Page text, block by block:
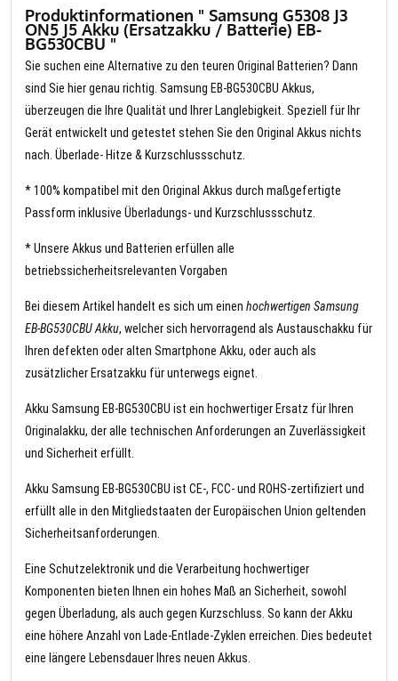
Produktinformationen " Samsung G5308 J3
ON5 J5 Akku (Ersatzakku / Batterie) EB-
BG530CBU "
Sie suchen eine Alternative zu den teuren Original Batterien? Dann
sind Sie hier genau richtig. Samsung EB-BG530CBU Akkus,
überzeugen die Ihre Qualität und Ihrer Langlebigkeit. Speziell für Ihr
Gerät entwickelt und getestet stehen Sie den Original Akkus nichts
nach. Überlade- Hitze & Kurzschlussschutz.
* 100% kompatibel mit den Original Akkus durch maßgefertigte
Passform inklusive Überladungs- und Kurzschlussschutz.
* Unsere Akkus und Batterien erfüllen alle
betriebssicherheitsrelevanten Vorgaben
Bei diesem Artikel handelt es sich um einen hochwertigen Samsung
EB-BG530CBU Akku, welcher sich hervorragend als Austauschakku für
Ihren defekten oder alten Smartphone Akku, oder auch als
zusätzlicher Ersatzakku für unterwegs eignet.
Akku Samsung EB-BG530CBU ist ein hochwertiger Ersatz für Ihren
Originalakku, der alle technischen Anforderungen an Zuverlässigkeit
und Sicherheit erfüllt.
Akku Samsung EB-BG530CBU ist CE-, FCC- und ROHS-zertifiziert und
erfüllt alle in den Mitgliedstaaten der Europäischen Union geltenden
Sicherheitsanforderungen.
Eine Schutzelektronik und die Verarbeitung hochwertiger
Komponenten bieten Ihnen ein hohes Maß an Sicherheit, sowohl
gegen Überladung, als auch gegen Kurzschluss. So kann der Akku
eine höhere Anzahl von Lade-Entlade-Zyklen erreichen. Dies bedeutet
eine längere Lebensdauer Ihres neuen Akkus.